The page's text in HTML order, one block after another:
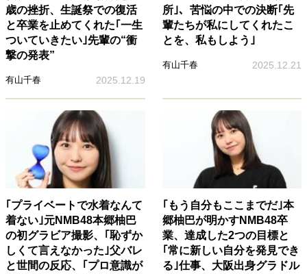
歳の挫折、生誕祭での復活
と卒業を止めてくれた｢一生
ついていきたい｣先輩の“衝
撃の発表”
有山千春 2025.12.19
所｣、苦悩の中での決断｢先
輩たちが私にしてくれたこ
とを、私もしよう｣
有山千春 2025.12.21
｢プライベートで水着なんて
着ない｣元NMB48本郷柚巴
の初グラビア撮影、｢恥ずか
しくて言えなかった｣父バレ
と世間の反応、｢プロ意識が
｢もう自分もここまでだ｣本
郷柚巴が明かすNMB48卒
業、達成した2つの目標と
｢常に新しい自分を発見でき
る｣仕事、大阪出身グラドル